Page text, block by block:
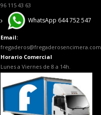
96 115 43 63
WhatsApp 644 752 547
Email:
fregaderos@fregaderosencimera.com
Horario Comercial
Lunes a Viernes de 8 a 14h.